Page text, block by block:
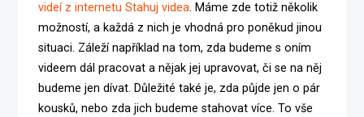
videí z internetu Stahuj videa. Máme zde totiž několik
možností, a každá z nich je vhodná pro poněkud jinou
situaci. Záleží například na tom, zda budeme s oním
videem dál pracovat a nějak jej upravovat, či se na něj
budeme jen dívat. Důležité také je, zda půjde jen o pár
kousků, nebo zda jich budeme stahovat více. To vše